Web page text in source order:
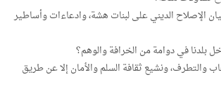
الإصلاح الديني على لبنات هشة، وادعاءات وأساطير
بلدنا في دوامة من الخرافة والوهم؟
والتطرف، ونشيع ثقافة السلم والأمان إلا عن طريق